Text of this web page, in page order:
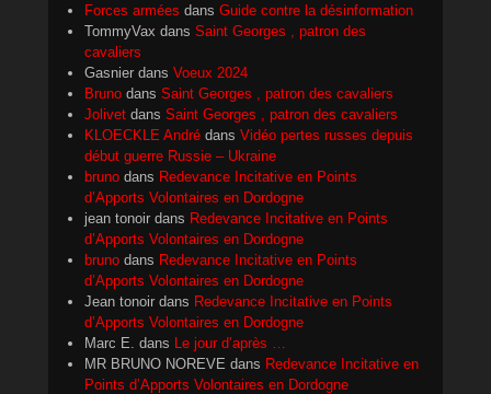
Forces armées dans Guide contre la désinformation
TommyVax dans Saint Georges , patron des
cavaliers
Gasnier dans Voeux 2024
Bruno dans Saint Georges , patron des cavaliers
Jolivet dans Saint Georges , patron des cavaliers
KLOECKLE André dans Vidéo pertes russes depuis
début guerre Russie – Ukraine
bruno dans Redevance Incitative en Points
d’Apports Volontaires en Dordogne
jean tonoir dans Redevance Incitative en Points
d’Apports Volontaires en Dordogne
bruno dans Redevance Incitative en Points
d’Apports Volontaires en Dordogne
Jean tonoir dans Redevance Incitative en Points
d’Apports Volontaires en Dordogne
Marc E. dans
Le jour d’après …
MR BRUNO NOREVE dans Redevance Incitative en
Points d’Apports Volontaires en Dordogne